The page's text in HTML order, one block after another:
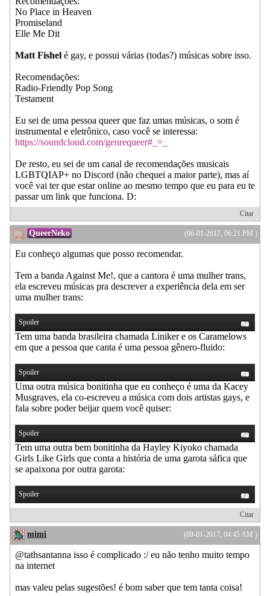
No Place in Heaven
Promiseland
Elle Me Dit
Matt Fishel é gay, e possui várias (todas?) músicas sobre isso.
Recomendações:
Radio-Friendly Pop Song
Testament
Eu sei de uma pessoa queer que faz umas músicas, o som é
instrumental e eletrônico, caso você se interessa:
https://soundcloud.com/genrequeer#_=_
De resto, eu sei de um canal de recomendações musicais
LGBTQIAP+ no Discord (não chequei a maior parte), mas aí
você vai ter que estar online ao mesmo tempo que eu para eu te
passar um link que funciona. D:
Citar
(06-01-2017, 06:21 PM )
QueerNeko
Eu conheço algumas que posso recomendar.
Tem a banda Against Me!, que a cantora é uma mulher trans,
ela escreveu músicas pra descrever a experiência dela em ser
uma mulher trans:
Spoiler
Tem uma banda brasileira chamada Liniker e os Caramelows
em que a pessoa que canta é uma pessoa gênero-fluido:
Spoiler
Uma outra música bonitinha que eu conheço é uma da Kacey
Musgraves, ela co-escreveu a música com dois artistas gays, e
fala sobre poder beijar quem você quiser:
Spoiler
Tem uma outra bem bonitinha da Hayley Kiyoko chamada
Girls Like Girls que conta a história de uma garota sáfica que
se apaixona por outra garota:
Spoiler
Citar
(09-01-2017, 04:45 AM )
mimi
@tathsantanna isso é complicado :/ eu não tenho muito tempo
na internet
mas valeu pelas sugestões! é bom saber que tem tanta coisa!